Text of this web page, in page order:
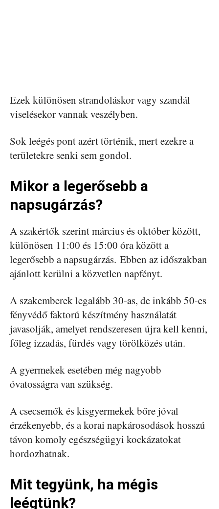
Ezek különösen strandoláskor vagy szandál
viselésekor vannak veszélyben.
Sok leégés pont azért történik, mert ezekre a
területekre senki sem gondol.
Mikor a legerősebb a
napsugárzás?
A szakértők szerint március és október között,
különösen 11:00 és 15:00 óra között a
legerősebb a napsugárzás. Ebben az időszakban
ajánlott kerülni a közvetlen napfényt.
A szakemberek legalább 30-as, de inkább 50-es
fényvédő faktorú készítmény használatát
javasolják, amelyet rendszeresen újra kell kenni,
főleg izzadás, fürdés vagy törölközés után.
A gyermekek esetében még nagyobb
óvatosságra van szükség.
A csecsemők és kisgyermekek bőre jóval
érzékenyebb, és a korai napkárosodások hosszú
távon komoly egészségügyi kockázatokat
hordozhatnak.
Mit tegyünk, ha mégis
leégtünk?